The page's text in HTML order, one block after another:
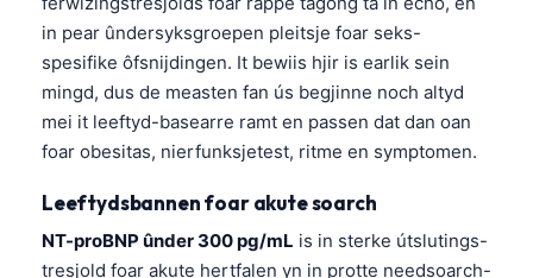
in pear ûndersyksgroepen pleitsje foar seks-
spesifike ôfsnijdingen. It bewiis hjir is earlik sein
mingd, dus de measten fan ús begjinne noch altyd
mei it leeftyd-basearre ramt en passen dat dan oan
foar obesitas, nierfunksjetest, ritme en symptomen.
Leeftydsbannen foar akute soarch
NT-proBNP ûnder 300 pg/mL is in sterke útslutings-
tresjold foar akute hertfalen yn in protte needsoarch-